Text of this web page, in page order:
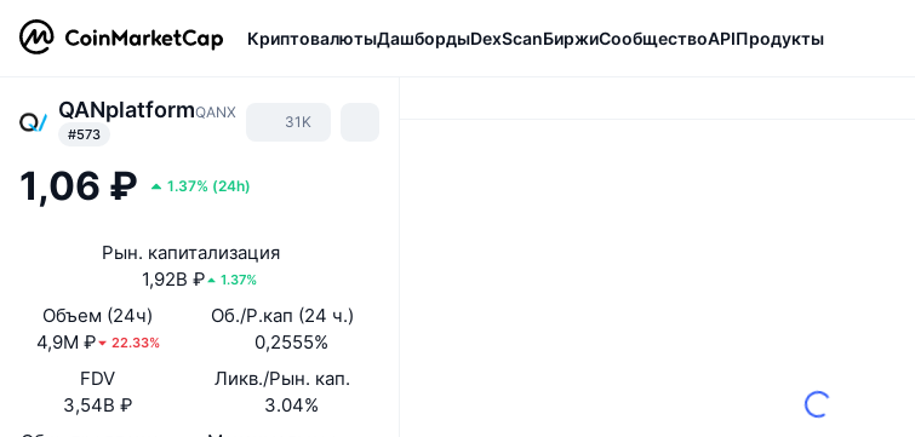
КриптовалютыДашбордыDexScanБиржиСообществоAPIПродукты
QANplatformQANX
#573
31K
1,06 ₽ 1.37% (24h)
Рын. капитализация
1,92B ₽
1.37%
Объем (24ч)
4,9M ₽
22.33%
Об./Р.кап (24 ч.)
0,2555%
FDV
3,54B ₽
Ликв./Рын. кап.
3.04%